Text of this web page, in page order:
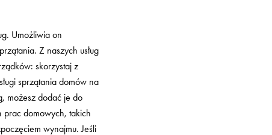
Umożliwia on
Z naszych usług
skorzystaj z
sprzątania domów na
możesz dodać je do
prac domowych, takich
wynajmu. Jeśli